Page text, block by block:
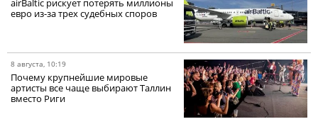
airBaltic рискует потерять миллионы
евро из-за трех судебных споров
8 августа, 10:19
Почему крупнейшие мировые
артисты все чаще выбирают Таллин
вместо Риги